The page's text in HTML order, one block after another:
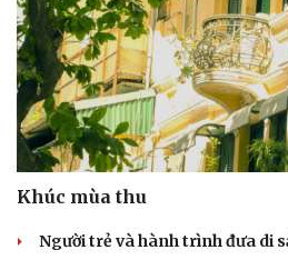
Khúc mùa thu
Người trẻ và hành trình đưa di